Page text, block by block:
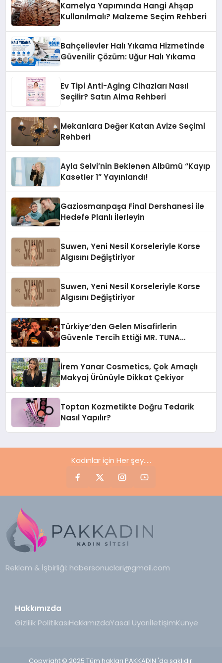
Kamelya Yapımında Hangi Ahşap
Kullanılmalı? Malzeme Seçim Rehberi
Bahçelievler Halı Yıkama Hizmetinde
Güvenilir Çözüm: Uğur Halı Yıkama
Ev Tipi Anti-Aging Cihazları Nasıl
Seçilir? Satın Alma Rehberi
Mekanlara Değer Katan Avize Seçimi
Rehberi
Ayla Selvi’nin Beklenen Albümü “Kayıp
Kasetler 1” Yayınlandı!
Gaziosmanpaşa Final Dershanesi ile
Hedefe Planlı İlerleyin
Suwen, Yeni Nesil Korseleriyle Korse
Algısını Değiştiriyor
Suwen, Yeni Nesil Korseleriyle Korse
Algısını Değiştiriyor
Türkiye’den Gelen Misafirlerin
Güvenle Tercih Ettiği MR. TUNA
İrem Yanar Cosmetics, Çok Amaçlı
Makyaj Ürünüyle Dikkat Çekiyor
Toptan Kozmetikte Doğru Tedarik
Nasıl Yapılır?
Kadınlar için Her şey.....
Reklam & İşbirliği: habersonuclari@gmail.com
Hakkımızda
Gizlilik PolitikasıHakkımızdaYasal UyarıİletişimKünye
Copyright © 2025 Tüm hakları PAKKADIN 'da saklıdır.